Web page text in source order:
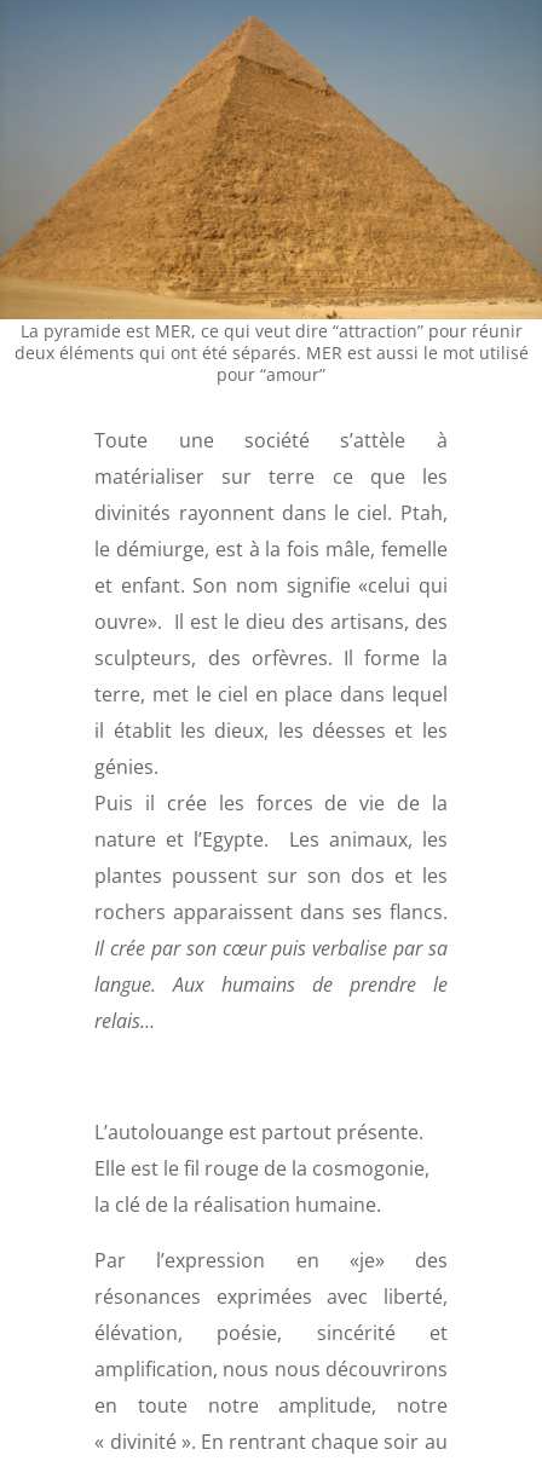
La pyramide est MER, ce qui veut dire “attraction” pour réunir
deux éléments qui ont été séparés. MER est aussi le mot utilisé
pour “amour”
Toute une société s’attèle à
matérialiser sur terre ce que les
divinités rayonnent dans le ciel. Ptah,
le démiurge, est à la fois mâle, femelle
et enfant. Son nom signifie «celui qui
ouvre». Il est le dieu des artisans, des
sculpteurs, des orfèvres. Il forme la
terre, met le ciel en place dans lequel
il établit les dieux, les déesses et les
génies.
Puis il crée les forces de vie de la
nature et l’Egypte. Les animaux, les
plantes poussent sur son dos et les
rochers apparaissent dans ses flancs.
Il crée par son cœur puis verbalise par sa
langue. Aux humains de prendre le
relais…
L’autolouange est partout présente.
Elle est le fil rouge de la cosmogonie,
la clé de la réalisation humaine.
Par l’expression en «je» des
résonances exprimées avec liberté,
élévation, poésie, sincérité et
amplification, nous nous découvrirons
en toute notre amplitude, notre
« divinité ». En rentrant chaque soir au